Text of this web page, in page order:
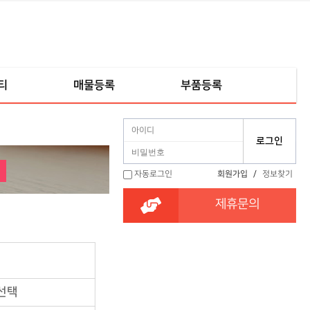
매물등록 부품등록
택
자동로그인 회원가입 / 정보찾기
제휴문의